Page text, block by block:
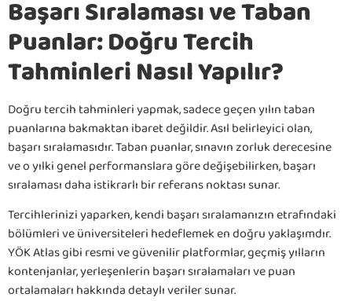
Başarı Sıralaması ve Taban
Puanlar: Doğru Tercih
Tahminleri Nasıl Yapılır?
Doğru tercih tahminleri yapmak, sadece geçen yılın taban
puanlarına bakmaktan ibaret değildir. Asıl belirleyici olan,
başarı sıralamasıdır. Taban puanlar, sınavın zorluk derecesine
ve o yılki genel performanslara göre değişebilirken, başarı
sıralaması daha istikrarlı bir referans noktası sunar.
Tercihlerinizi yaparken, kendi başarı sıralamanızın etrafındaki
bölümleri ve üniversiteleri hedeflemek en doğru yaklaşımdır.
YÖK Atlas gibi resmi ve güvenilir platformlar, geçmiş yılların
kontenjanlar, yerleşenlerin başarı sıralamaları ve puan
ortalamaları hakkında detaylı veriler sunar.